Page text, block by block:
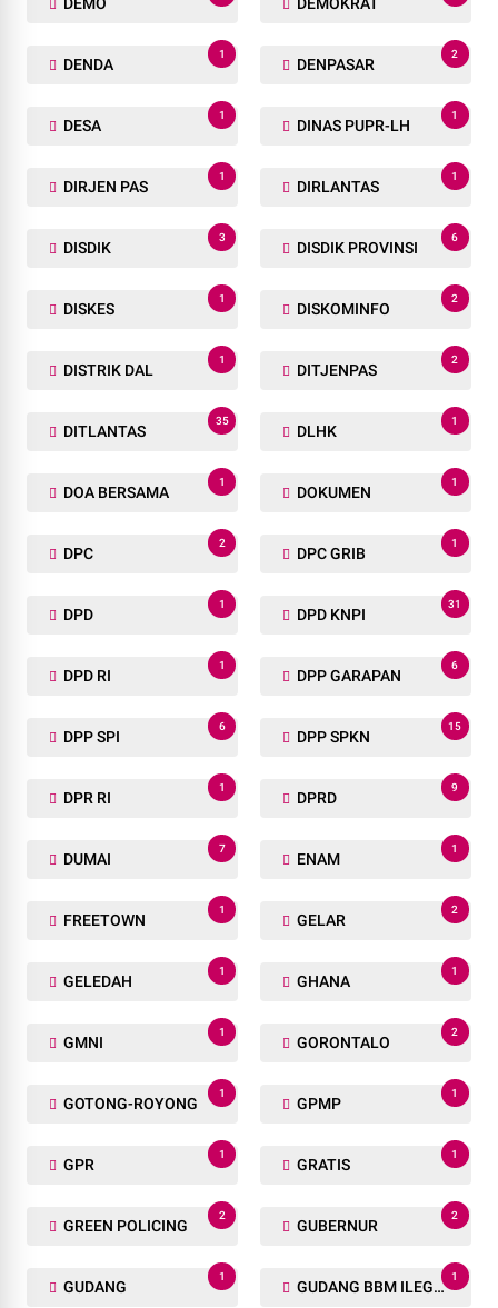
DENDA
1
DENPASAR
2
DESA
1
DINAS PUPR-LH
1
DIRJEN PAS
1
DIRLANTAS
1
DISDIK
3
DISDIK PROVINSI
6
DISKES
1
DISKOMINFO
2
DISTRIK DAL
1
DITJENPAS
2
DITLANTAS
35
DLHK
1
DOA BERSAMA
1
DOKUMEN
1
DPC
2
DPC GRIB
1
DPD
1
DPD KNPI
31
DPD RI
1
DPP GARAPAN
6
DPP SPI
6
DPP SPKN
15
DPR RI
1
DPRD
9
DUMAI
7
ENAM
1
FREETOWN
1
GELAR
2
GELEDAH
1
GHANA
1
GMNI
1
GORONTALO
2
GOTONG-ROYONG
1
GPMP
1
GPR
1
GRATIS
1
GREEN POLICING
2
GUBERNUR
2
GUDANG
1
GUDANG BBM ILEGAL
1